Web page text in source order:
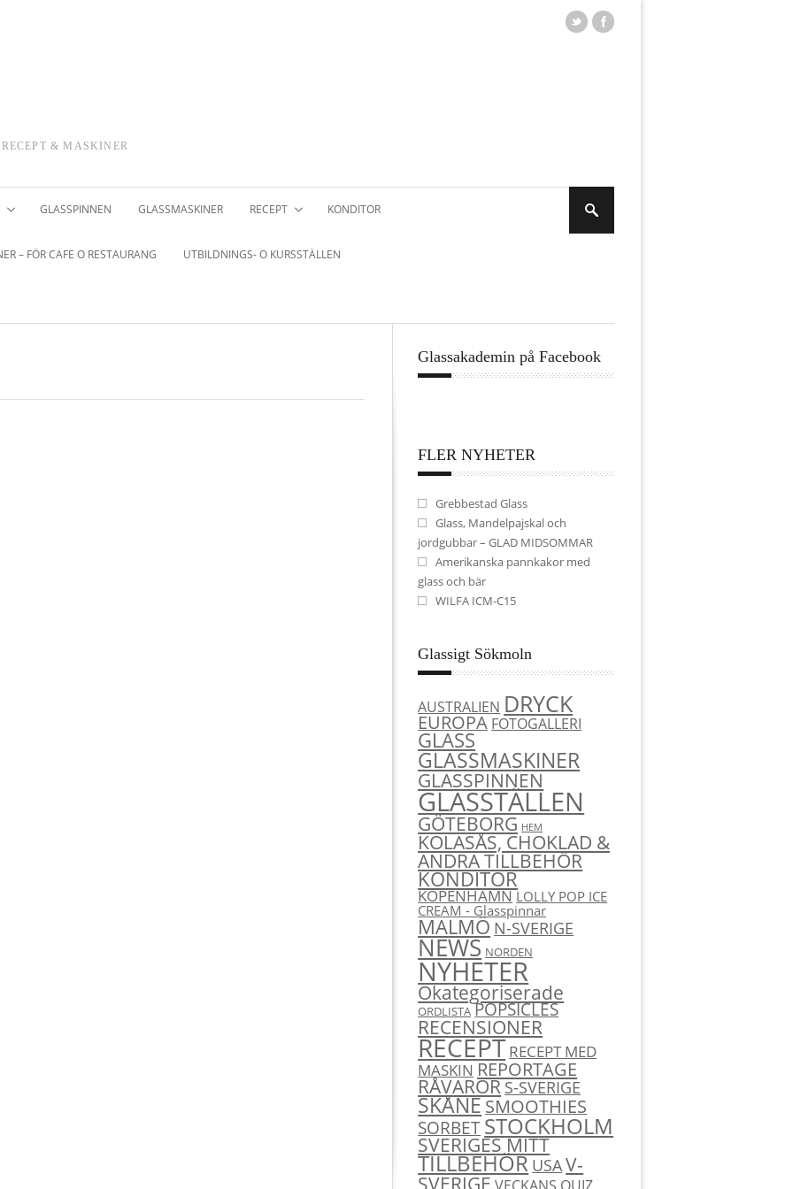
& MASKINER
GLASSPINNEN GLASSMASKINER RECEPT KONDITOR
– FÖR CAFE O RESTAURANG UTBILDNINGS- O KURSSTÄLLEN
Glassakademin på Facebook
FLER NYHETER
Grebbestad Glass
Glass, Mandelpajskal och
jordgubbar – GLAD MIDSOMMAR
Amerikanska pannkakor med
glass och bär
WILFA ICM-C15
Glassigt Sökmoln
AUSTRALIEN DRYCK
EUROPA FOTOGALLERI
GLASS
GLASSMASKINER
GLASSPINNEN
GLASSTÄLLEN
GÖTEBORG HEM
KOLASÅS, CHOKLAD &
ANDRA TILLBEHÖR
KONDITOR
KÖPENHAMN LOLLY POP ICE
CREAM - Glasspinnar
MALMÖN-SVERIGE
NEWS NORDEN
NYHETER
Okategoriserade
ORDLISTA POPSICLES
RECENSIONER
RECEPT RECEPT MED
MASKIN REPORTAGE
RÅVARORS-SVERIGE
SKÅNESMOOTHIES
SORBETSTOCKHOLM
SVERIGES MITT
TILLBEHÖRUSAV-
SVERIGE